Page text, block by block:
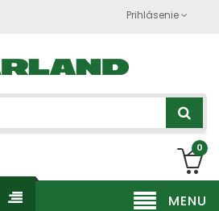
Prihlásenie
0
MENU